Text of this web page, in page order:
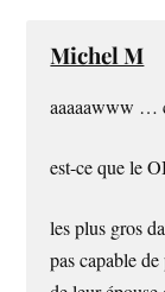
Michel M
aaaaawww …
est-ce que le
les plus gros
pas capable